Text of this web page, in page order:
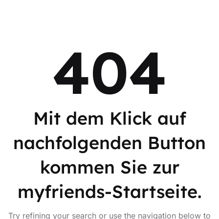
404
Mit dem Klick auf
nachfolgenden Button
kommen Sie zur
myfriends-Startseite.
Try refining your search or use the navigation below to